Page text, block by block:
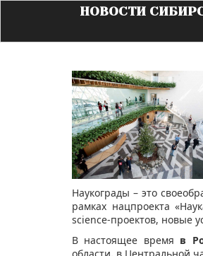
НОВОСТИ
Наукограды – это
рамках нацпроекта
science-проектов, новые
В настоящее время в